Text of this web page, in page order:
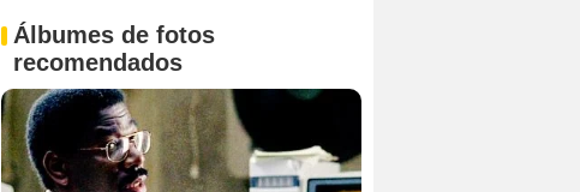
Álbumes de fotos
recomendados